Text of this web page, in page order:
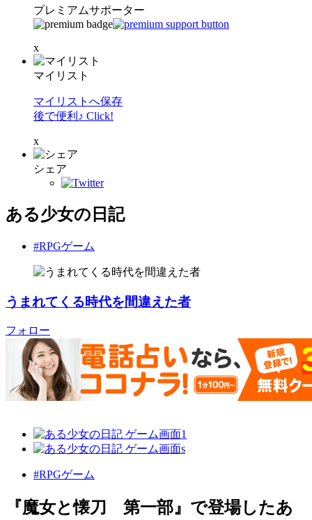
プレミアムサポーター
x
マイリスト
マイリストへ保存
後で便利♪ Click!
x
シェア
ある少女の日記
#RPGゲーム
うまれてくる時代を間違えた者
フォロー
#RPGゲーム
『魔女と懐刀 第一部』で登場したあ